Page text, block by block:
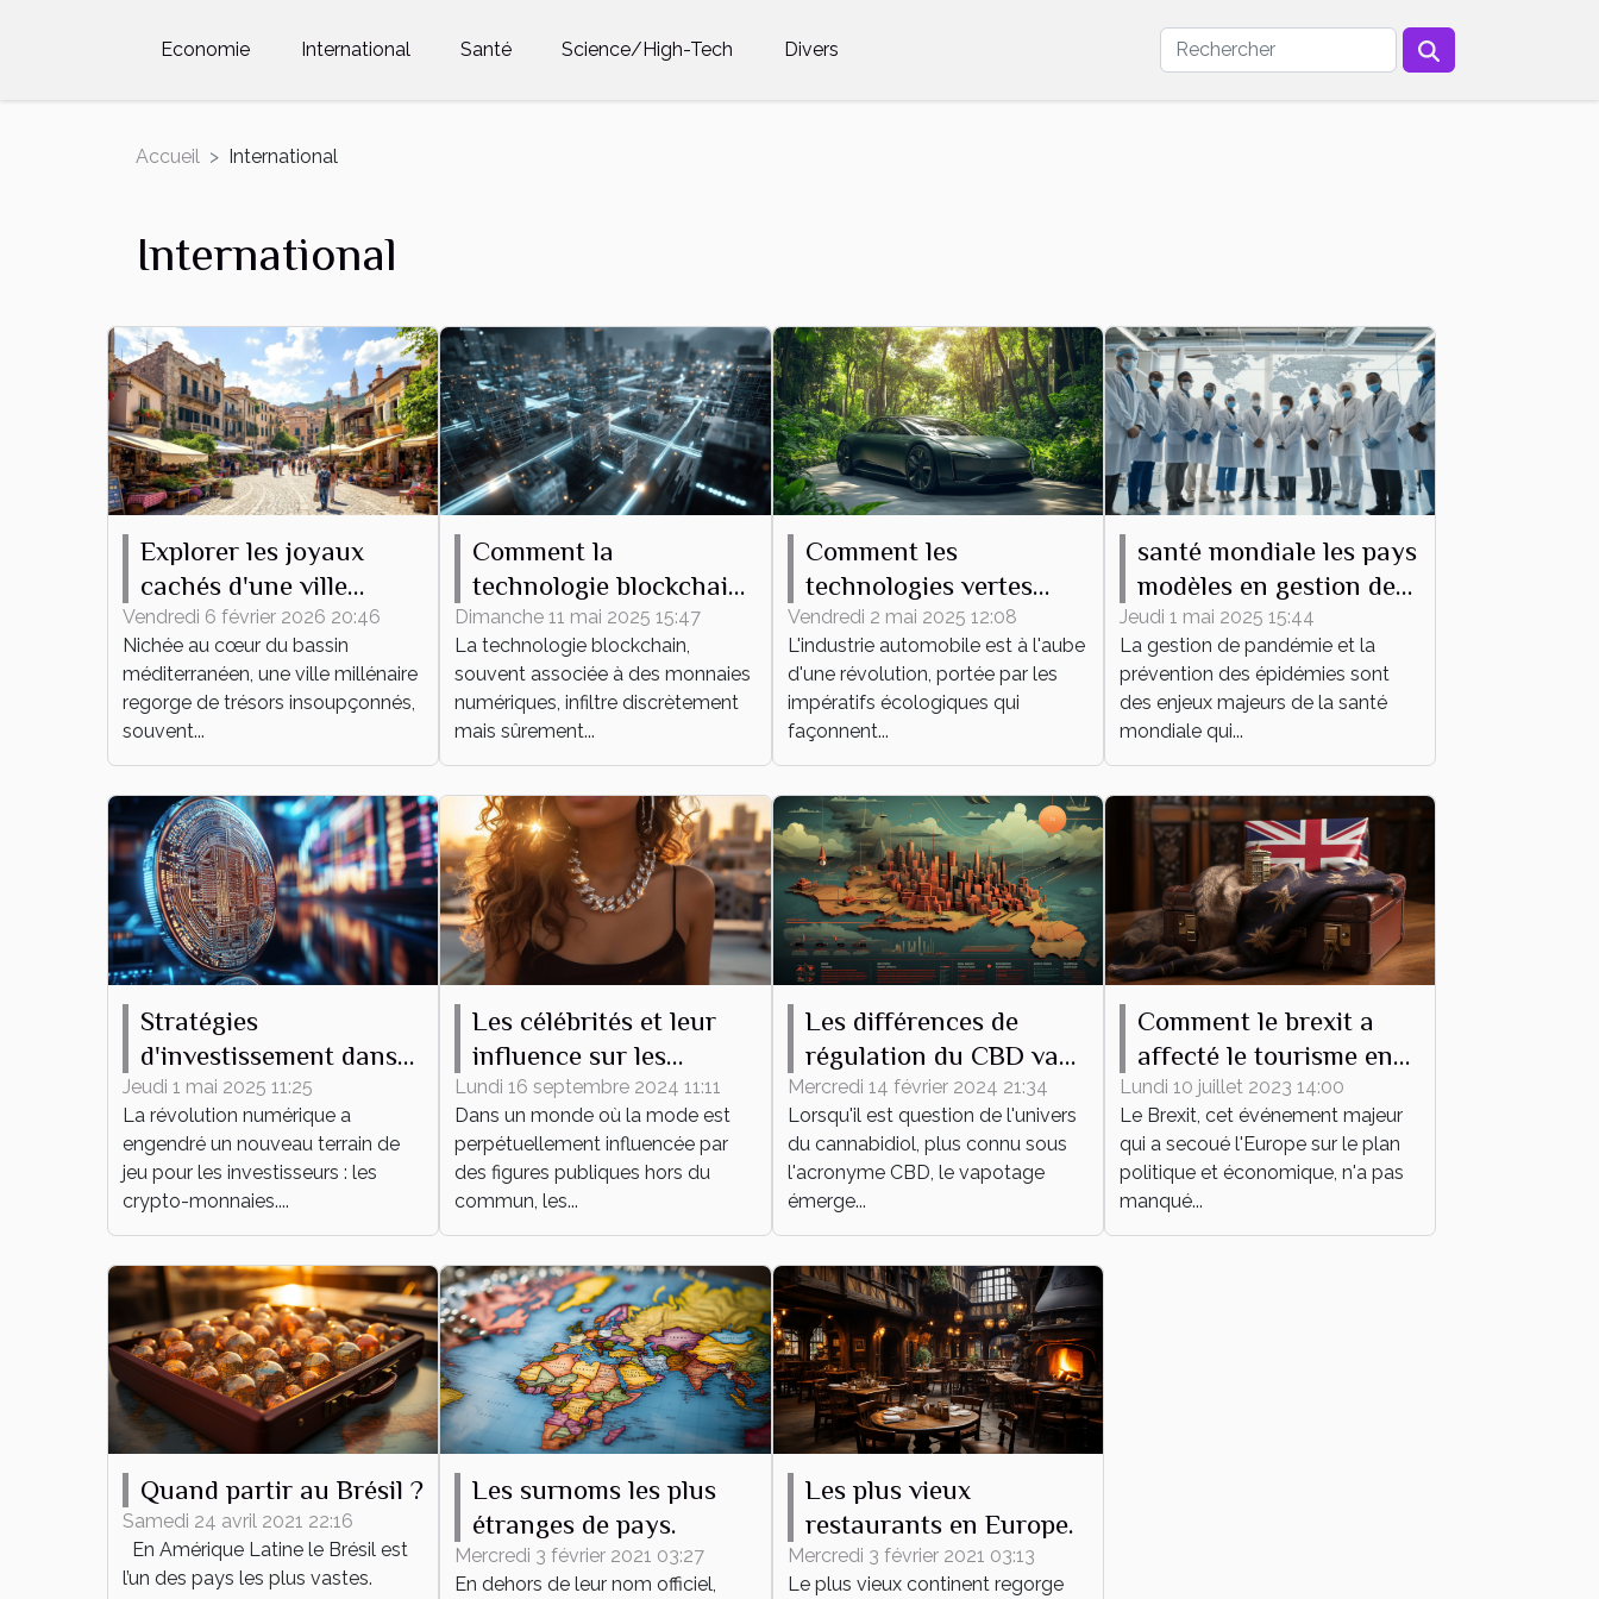
Economie International Santé Science/High-Tech Divers
Accueil International
International
Explorer les joyaux
cachés d'une ville
millénaire en
Méditerranée
Vendredi 6 février 2026 20:46
Nichée au cœur du bassin
méditerranéen, une ville millénaire
regorge de trésors insoupçonnés,
souvent...
Comment la
technologie blockchain
transforme le
commerce international
Dimanche 11 mai 2025 15:47
La technologie blockchain,
souvent associée à des monnaies
numériques, infiltre discrètement
mais sûrement...
Comment les
technologies vertes
redéfinissent l'avenir de
l'industrie automobile
Vendredi 2 mai 2025 12:08
L'industrie automobile est à l'aube
d'une révolution, portée par les
impératifs écologiques qui
façonnent...
santé mondiale les pays
modèles en gestion de
pandémie et prévention
des épidémies
Jeudi 1 mai 2025 15:44
La gestion de pandémie et la
prévention des épidémies sont
des enjeux majeurs de la santé
mondiale qui...
Stratégies
d'investissement dans
les crypto-monnaies
émergentes tendances
et risques
Jeudi 1 mai 2025 11:25
La révolution numérique a
engendré un nouveau terrain de
jeu pour les investisseurs : les
crypto-monnaies....
Les célébrités et leur
influence sur les
tendances des bijoux en
acier inoxydable
Lundi 16 septembre 2024 11:11
Dans un monde où la mode est
perpétuellement influencée par
des figures publiques hors du
commun, les...
Les différences de
régulation du CBD vape
entre l'Europe et
l'Amérique du Nord
Mercredi 14 février 2024 21:34
Lorsqu'il est question de l'univers
du cannabidiol, plus connu sous
l'acronyme CBD, le vapotage
émerge...
Comment le brexit a
affecté le tourisme en
Europe
Lundi 10 juillet 2023 14:00
Le Brexit, cet événement majeur
qui a secoué l'Europe sur le plan
politique et économique, n'a pas
manqué...
Quand partir au Brésil ?
Samedi 24 avril 2021 22:16
En Amérique Latine le Brésil est
l’un des pays les plus vastes.
Les surnoms les plus
étranges de pays.
Mercredi 3 février 2021 03:27
En dehors de leur nom officiel,
Les plus vieux
restaurants en Europe.
Mercredi 3 février 2021 03:13
Le plus vieux continent regorge